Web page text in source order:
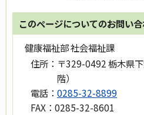
このページについてのお問い
健康福祉部 社会福祉課
住所： 〒329-0492 栃木県
階）
電話： 0285-32-8899
FAX： 0285-32-8601